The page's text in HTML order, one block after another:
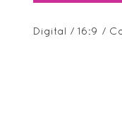
Digital / 16:9 /